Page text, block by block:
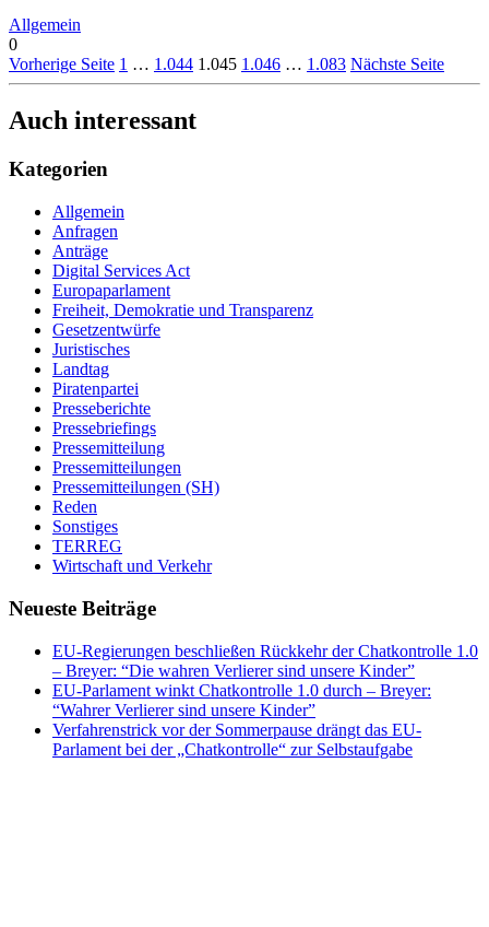
Allgemein
0
Vorherige Seite 1 … 1.044 1.045 1.046 … 1.083 Nächste Seite
Auch interessant
Kategorien
Allgemein
Anfragen
Anträge
Digital Services Act
Europaparlament
Freiheit, Demokratie und Transparenz
Gesetzentwürfe
Juristisches
Landtag
Piratenpartei
Presseberichte
Pressebriefings
Pressemitteilung
Pressemitteilungen
Pressemitteilungen (SH)
Reden
Sonstiges
TERREG
Wirtschaft und Verkehr
Neueste Beiträge
EU-Regierungen beschließen Rückkehr der Chatkontrolle 1.0
– Breyer: “Die wahren Verlierer sind unsere Kinder”
EU-Parlament winkt Chatkontrolle 1.0 durch – Breyer:
“Wahrer Verlierer sind unsere Kinder”
Verfahrenstrick vor der Sommerpause drängt das EU-
Parlament bei der „Chatkontrolle“ zur Selbstaufgabe